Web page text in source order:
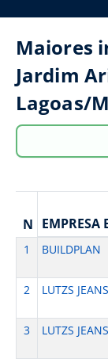
Maiores
Jardim
Lagoas/
N EMPRESA
1 BUILDPLAN
2
LUTZS JEANS
3
LUTZS JEANS